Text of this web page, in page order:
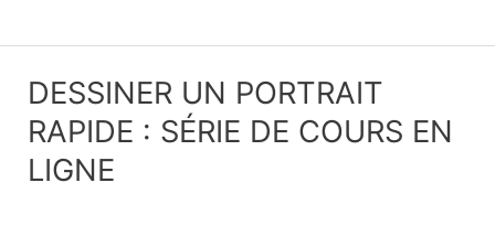
DESSINER UN PORTRAIT
RAPIDE : SÉRIE DE COURS EN
LIGNE
DESSINER
UN
PORTRAIT
RAPIDE